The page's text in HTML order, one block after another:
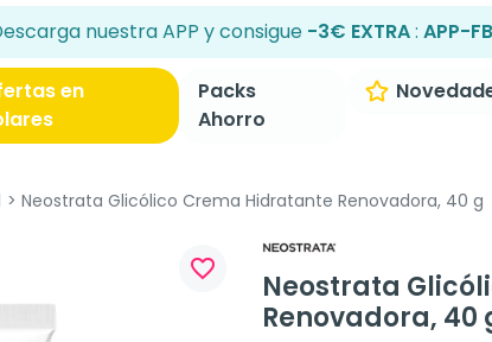
nuestra APP y consigue -3€ EXTRA: APP-FB
en
Packs
Ahorro
Neostrata Glicólico Crema Hidratante Renovadora, 40 g
favorite_border
Neostrata
Renovadora, 40